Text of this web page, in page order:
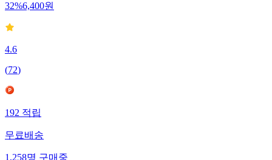
32%6,400원
4.6
(72)
192적립
무료배송